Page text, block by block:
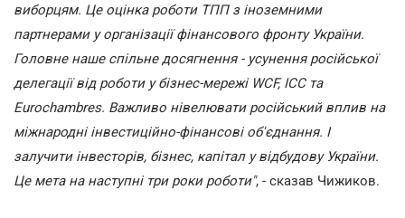
виборцям. Це оцінка роботи ТПП з іноземними
партнерами у організації фінансового фронту України.
Головне наше спільне досягнення - усунення російської
делегації від роботи у бізнес-мережі WCF, ICC та
Eurochambres. Важливо нівелювати російський вплив на
міжнародні інвестиційно-фінансові об'єднання. І
залучити інвесторів, бізнес, капітал у відбудову України.
Це мета на наступні три роки роботи", - сказав Чижиков.